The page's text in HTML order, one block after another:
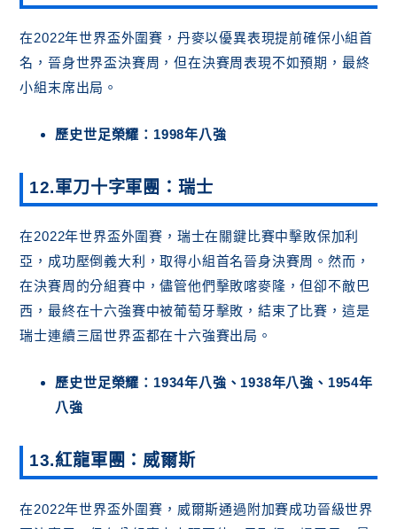
在2022年世界盃外圍賽，丹麥以優異表現提前確保小組首
名，晉身世界盃決賽周，但在決賽周表現不如預期，最終
小組末席出局。
歷史世足榮耀：1998年八強
12.軍刀十字軍團：瑞士
在2022年世界盃外圍賽，瑞士在關鍵比賽中擊敗保加利
亞，成功壓倒義大利，取得小組首名晉身決賽周。然而，
在決賽周的分組賽中，儘管他們擊敗喀麥隆，但卻不敵巴
西，最終在十六強賽中被葡萄牙擊敗，結束了比賽，這是
瑞士連續三屆世界盃都在十六強賽出局。
歷史世足榮耀：1934年八強、1938年八強、1954年
八強
13.紅龍軍團：威爾斯
在2022年世界盃外圍賽，威爾斯通過附加賽成功晉級世界